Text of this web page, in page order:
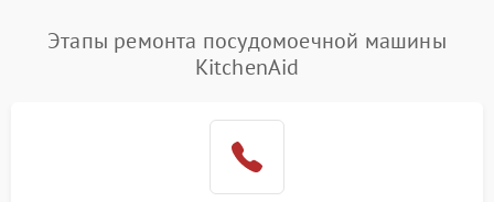
Этапы ремонта посудомоечной машины
KitchenAid